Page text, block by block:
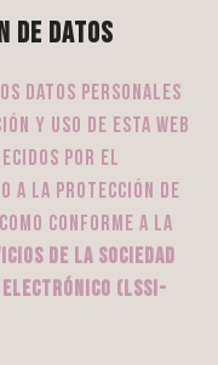
de datos
datos personales
y uso de esta web
por el
a la protección de
conforme a la
de la Sociedad
(LSSI-